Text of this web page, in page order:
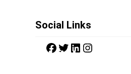
Social Links
F
T
L